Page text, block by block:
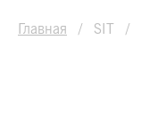
Главная SIT